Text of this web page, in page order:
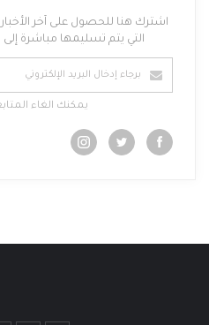
اشترك هنا للحصول على آخر
التي يتم تسليمها مباشرة
يمكنك الغاء